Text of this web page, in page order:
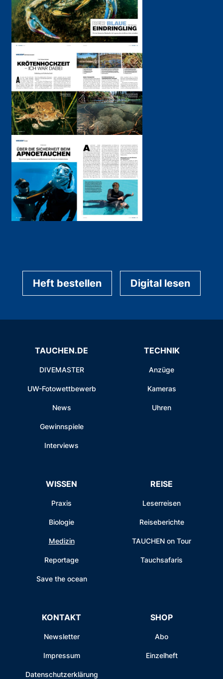
Heft bestellen Digital lesen
TAUCHEN.DE
DIVEMASTER
UW-Fotowettbewerb
News
Gewinnspiele
Interviews
TECHNIK
Anzüge
Kameras
Uhren
WISSEN
Praxis
Biologie
Medizin
Reportage
Save the ocean
REISE
Leserreisen
Reiseberichte
TAUCHEN on Tour
Tauchsafaris
KONTAKT
Newsletter
Impressum
Datenschutzerklärung
SHOP
Abo
Einzelheft